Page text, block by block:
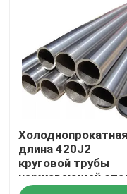
Труба
Труба
Труба углерода
Плита листа
Холоднопрокатная
длина 420J2
круговой трубы
нержавеющей
изготовленная на